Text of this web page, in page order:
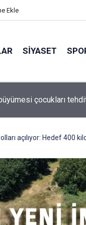
Ekle
SİYASET
açılıyor: Hedef 400